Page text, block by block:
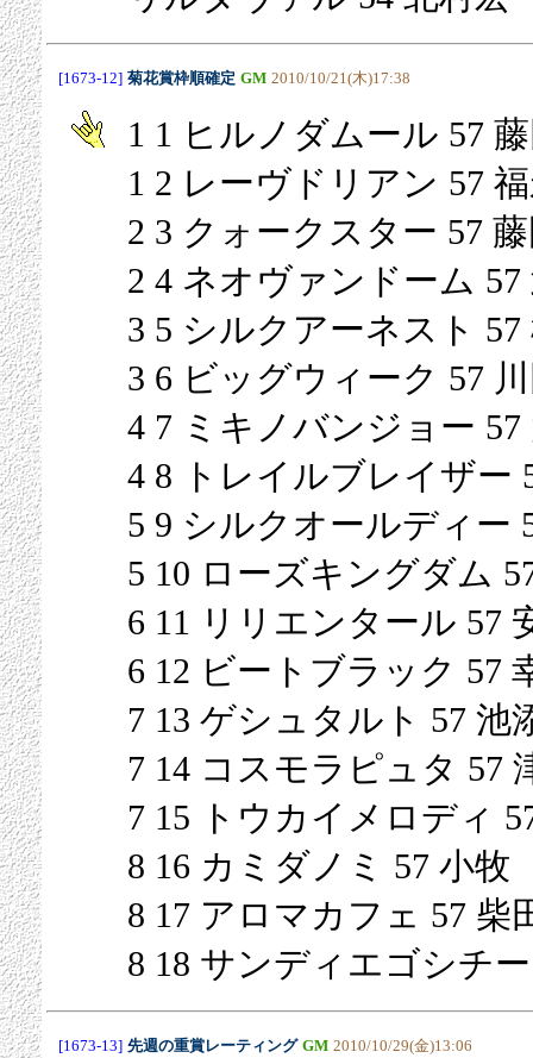
[1673-12] 菊花賞枠順確定 GM 2010/10/21(木)17:38
1 1 ヒルノダムール 57
1 2 レーヴドリアン 57
2 3 クォークスター 57
2 4 ネオヴァンドーム 57
3 5 シルクアーネスト 57
3 6 ビッグウィーク 57
4 7 ミキノバンジョー 57
4 8 トレイルブレイザー
5 9 シルクオールディー
5 10 ローズキングダム
6 11 リリエンタール 57
6 12 ビートブラック 57
7 13 ゲシュタルト 57 池
7 14 コスモラピュタ 57
7 15 トウカイメロディ
8 16 カミダノミ 57 小牧
8 17 アロマカフェ 57 柴
8 18 サンディエゴシチ
[1673-13] 先週の重賞レーティング GM 2010/10/29(金)13:06